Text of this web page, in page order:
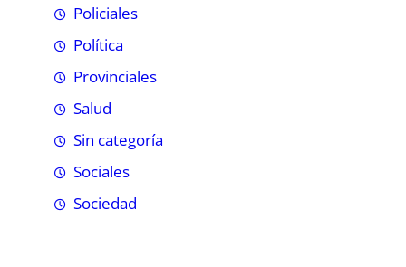
Policiales
Política
Provinciales
Salud
Sin categoría
Sociales
Sociedad